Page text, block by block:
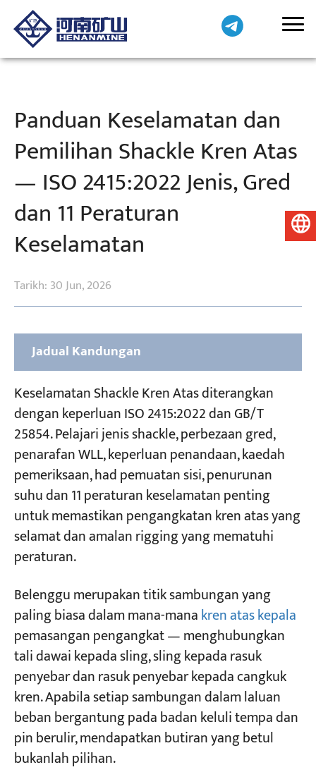
Projek
Blog
Berita
Permohonan
Tentang kita
Hubungi Kami
Panduan Keselamatan dan
Pemilihan Shackle Kren Atas
— ISO 2415:2022 Jenis, Gred
dan 11 Peraturan
Keselamatan
Tarikh: 30 Jun, 2026
Jadual Kandungan
Bentuk Badan
2. Jenis-jenis Shackle mengikut Konfigurasi
Pin
3. Cara Membaca Penamaan Shackle Kren
Atas
4. Keperluan Penandaan
5. 11 Peraturan Keselamatan Belenggu Kren
Atas — ISO 2415:2022 Lampiran B
Peraturan 1 — Pemeriksaan Pra-Penggunaan
Peraturan 2 — Jangan sesekali
mencampurkan pin dan badan
Peraturan 3 — Elakkan Pemuatan Sisi
Peraturan 4 — Sambungan Anduh Dua Kaki:
Belenggu Busur Sahaja
Keselamatan Shackle Kren Atas diterangkan
dengan keperluan ISO 2415:2022 dan GB/T
25854. Pelajari jenis shackle, perbezaan gred,
penarafan WLL, keperluan penandaan, kaedah
pemeriksaan, had pemuatan sisi, penurunan
suhu dan 11 peraturan keselamatan penting
untuk memastikan pengangkatan kren atas yang
selamat dan amalan rigging yang mematuhi
peraturan.
Belenggu merupakan titik sambungan yang
paling biasa dalam mana-manakren atas kepala
pemasangan pengangkat — menghubungkan
tali dawai kepada sling, sling kepada rasuk
penyebar dan rasuk penyebar kepada cangkuk
kren. Apabila setiap sambungan dalam laluan
beban bergantung pada badan keluli tempa dan
pin berulir, mendapatkan butiran yang betul
bukanlah pilihan.
Bahasa Melayu